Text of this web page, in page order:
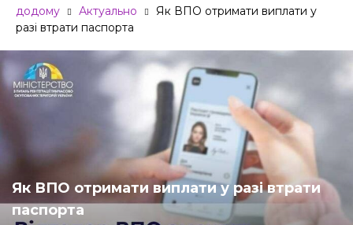
додому Актуально
Як ВПО отримати виплати у
разі втрати паспорта
Як ВПО отримати виплати у разі втрати
паспорта